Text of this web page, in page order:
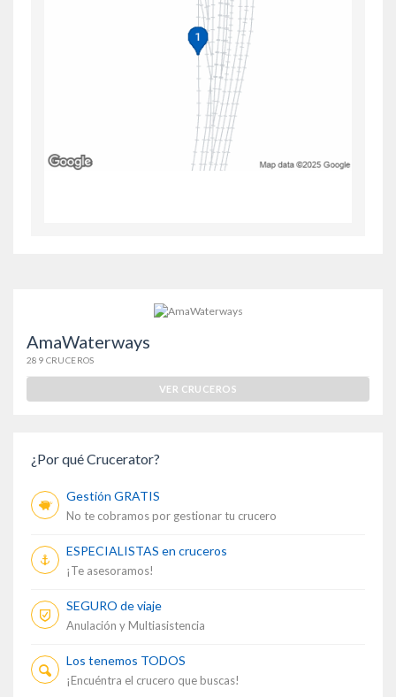
AmaWaterways
289 CRUCEROS
VER CRUCEROS
¿Por qué Crucerator?
Gestión GRATIS
No te cobramos por gestionar tu crucero
ESPECIALISTAS en cruceros
¡Te asesoramos!
SEGURO de viaje
Anulación y Multiasistencia
Los tenemos TODOS
¡Encuéntra el crucero que buscas!